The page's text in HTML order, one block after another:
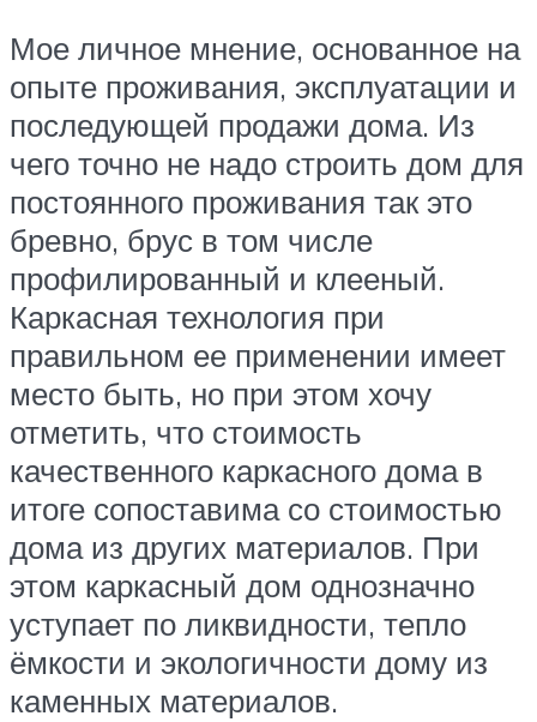
Мое личное мнение, основанное на
опыте проживания, эксплуатации и
последующей продажи дома. Из
чего точно не надо строить дом для
постоянного проживания так это
бревно, брус в том числе
профилированный и клееный.
Каркасная технология при
правильном ее применении имеет
место быть, но при этом хочу
отметить, что стоимость
качественного каркасного дома в
итоге сопоставима со стоимостью
дома из других материалов. При
этом каркасный дом однозначно
уступает по ликвидности, тепло
ёмкости и экологичности дому из
каменных материалов.